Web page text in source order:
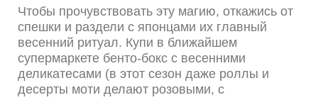
Чтобы прочувствовать эту магию, откажись от
спешки и раздели с японцами их главный
весенний ритуал. Купи в ближайшем
супермаркете бенто-бокс с весенними
деликатесами (в этот сезон даже роллы и
десерты моти делают розовыми, с